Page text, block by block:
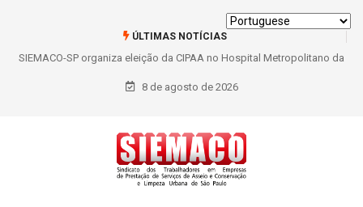
ÚLTIMAS NOTÍCIAS
SIEMACO-SP organiza eleição da CIPAA no Hospital Metropolitano da
Lapa e fortalece participação dos trabalhadores
8 de agosto de 2026